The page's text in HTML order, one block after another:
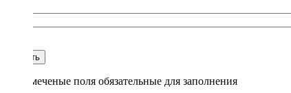
Купить
* - отмеченые поля обязательные для заполнения